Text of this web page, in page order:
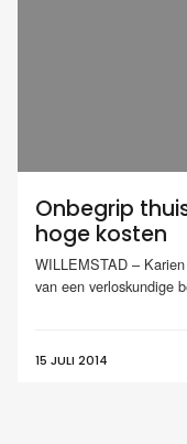
Onbegrip
hoge kosten
WILLEMSTAD –
van een verloskundige
15 JULI 2014